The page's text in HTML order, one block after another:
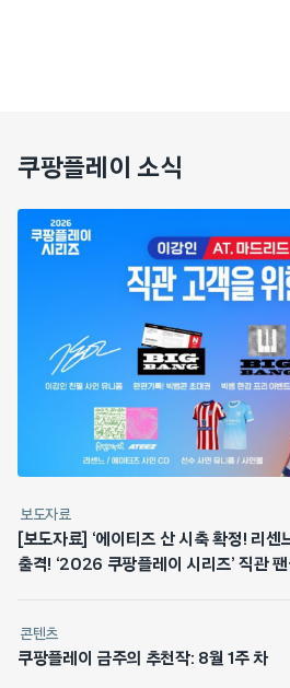
쿠팡플레이 소식
보도자료
[보도자료] ‘에이티즈 산 시축 확정! 리센
출격! ‘2026 쿠팡플레이 시리즈’ 직관 팬
콘텐츠
쿠팡플레이 금주의 추천작: 8월 1주 차